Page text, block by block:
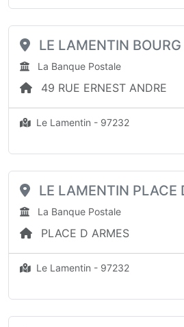
LE LAMENTIN BOURG
La Banque Postale
49 RUE ERNEST ANDRE
Le Lamentin - 97232
LE LAMENTIN PLACE
La Banque Postale
PLACE D ARMES
Le Lamentin - 97232